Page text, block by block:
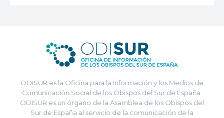
ODISUR es la Oficina para la Información y los Medios de
Comunicación Social de los Obispos del Sur de España.
ODISUR es un órgano de la Asamblea de los Obispos del
Sur de España al servicio de la comunicación de la